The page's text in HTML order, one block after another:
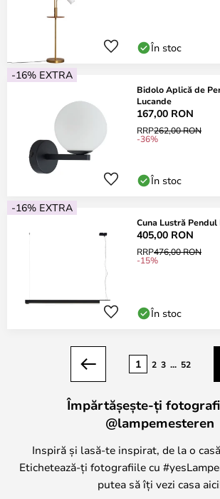
În stoc
-16% EXTRA
Bidolo Aplică de
Lucande
167,00 RON
RRP262,00 RON
-36%
În stoc
-16% EXTRA
Cuna Lustră
405,00 RON
RRP476,00 RON
-15%
În stoc
Anterior
1 2 3 ... 52
Împărtășește-ți
@lampemesteren
Inspiră și lasă-te inspirat, de la o
Etichetează-ți fotografiile cu
putea să îți vezi casa